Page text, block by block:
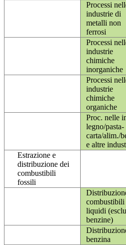
Processi
industrie di
metalli non
ferrosi
Processi
industrie
chimiche
inorganiche
Processi
industrie
chimiche
organiche
Proc. nelle
legno/pasta-
carta/alim./
e altre
Estrazione e
distribuzione dei
combustibili
fossili
combustibili
liquidi
benzine)
benzina